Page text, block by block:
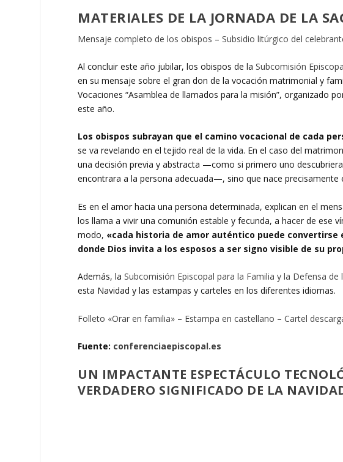
MATERIALES DE LA JORNADA DE LA
Mensaje completo de los obispos –Subsidio litúrgico del
Al concluir este año jubilar, los obispos de laSubcomisión
en su mensaje sobre el gran don de la vocación matrimonial y
Vocaciones “Asamblea de llamados para la misión”, organizado
este año.
Los obispos subrayan que el camino vocacional de cada
se va revelando en el tejido real de la vida. En el caso del
una decisión previa y abstracta —como si primero uno
encontrara a la persona adecuada—, sino que nace precisamente
Es en el amor hacia una persona determinada, explican en el
los llama a vivir una comunión estable y fecunda, a hacer de ese
modo, «cada historia de amor auténtico puede convertirse
donde Dios invita a los esposos a ser signo visible de su
Además, laSubcomisión Episcopal para la Familia y la Defensa de
esta Navidad y las estampas y carteles en los diferentes idiomas.
Folleto «Orar en familia» – Estampa en castellano –Cartel
Fuente: conferenciaepiscopal.es
UN IMPACTANTE ESPECTÁCULO
VERDADERO SIGNIFICADO DE LA